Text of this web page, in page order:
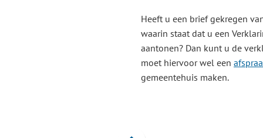
Heeft u een brief gekregen
waarin staat dat u een
aantonen? Dan kunt u de
moet hiervoor wel een
gemeentehuis maken.